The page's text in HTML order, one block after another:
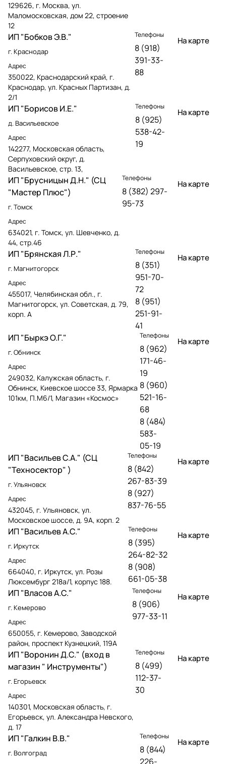
129626, г. Москва, ул.
Маломосковская, дом 22, строение
12
ИП "Бобков Э.В."
г. Краснодар
Адрес
350022, Краснодарский край, г.
Краснодар, ул. Красных Партизан, д.
2/1
Телефоны
8 (918)
391-33-
88
На карте
ИП "Борисов И.Е."
д. Васильевское
Адрес
142277, Московская область,
Серпуховский округ, д.
Васильевское, стр. 13,
Телефоны
8 (925)
538-42-
19
На карте
ИП "Брусницын Д.Н." (СЦ
"Мастер Плюс")
г. Томск
Адрес
634021, г. Томск, ул. Шевченко, д.
44, стр.46
Телефоны
8 (382) 297-
95-73
На карте
ИП "Брянская Л.Р."
г. Магнитогорск
Адрес
455017, Челябинская обл., г.
Магнитогорск, ул. Советская, д. 79,
корп. А
Телефоны
8 (351)
951-70-
72
8 (951)
251-91-
41
На карте
ИП "Быркэ О.Г."
г. Обнинск
Адрес
249032, Калужская область, г.
Обнинск, Киевское шоссе 33, Ярмарка
101км, П.М6/1, Магазин «Космос»
Телефоны
8 (962)
171-46-
19
8 (960)
521-16-
68
8 (484)
583-
05-19
На карте
ИП "Васильев С.А." (СЦ
"Техносектор" )
г. Ульяновск
Адрес
432045, г. Ульяновск, ул.
Московское шоссе, д. 9А, корп. 2
Телефоны
8 (842)
267-83-39
8 (927)
837-76-55
На карте
ИП "Васильев А.С."
г. Иркутск
Адрес
664040, г. Иркутск, ул. Розы
Люксембург 218а/1, корпус 188.
Телефоны
8 (395)
264-82-32
8 (908)
661-05-38
На карте
ИП "Власов А.С."
г. Кемерово
Адрес
650055, г. Кемерово, Заводской
район, проспект Кузнецкий, 119А
Телефоны
8 (906)
977-33-11
На карте
ИП "Воронин Д.С." (вход в
магазин " Инструменты")
г. Егорьевск
Адрес
140301, Московская область, г.
Егорьевск, ул. Александра Невского,
д. 17
Телефоны
8 (499)
112-37-
30
На карте
ИП "Галкин В.В."
г. Волгоград
Телефоны
8 (844)
226-
На карте